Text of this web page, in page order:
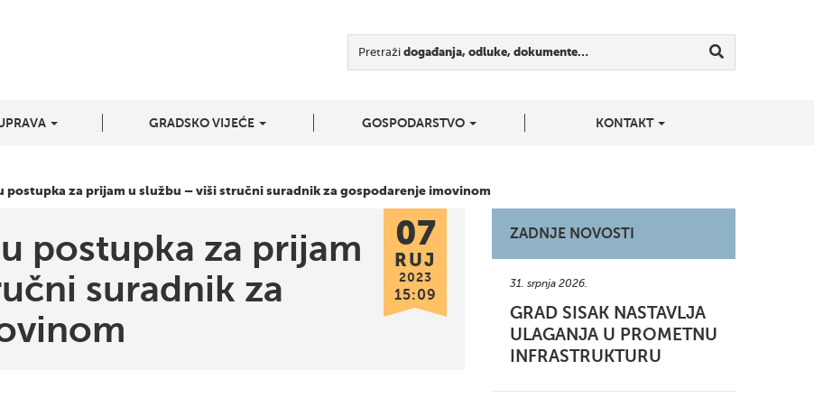
Pretraži događanja, odluke, dokumente…
GRADSKO VIJEĆE GOSPODARSTVO KONTAKT
postupka za prijam u službu – viši stručni suradnik za gospodarenje imovinom
postupka za prijam
suradnik za
07
RUJ
2023
15:09
ZADNJE NOVOSTI
31. srpnja 2026.
GRAD SISAK NASTAVLJA
ULAGANJA U PROMETNU
INFRASTRUKTURU